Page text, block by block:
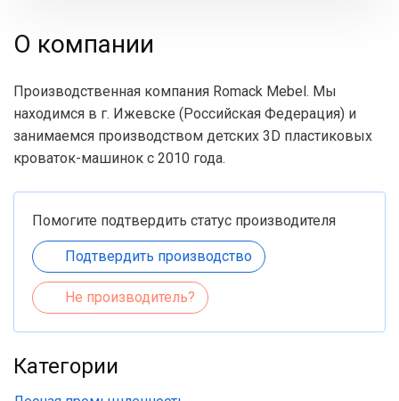
О компании
Производственная компания Romack Mebel. Мы
находимся в г. Ижевске (Российская Федерация) и
занимаемся производством детских 3D пластиковых
кроваток-машинок с 2010 года.
Помогите подтвердить статус производителя
Подтвердить производство
Не производитель?
Категории